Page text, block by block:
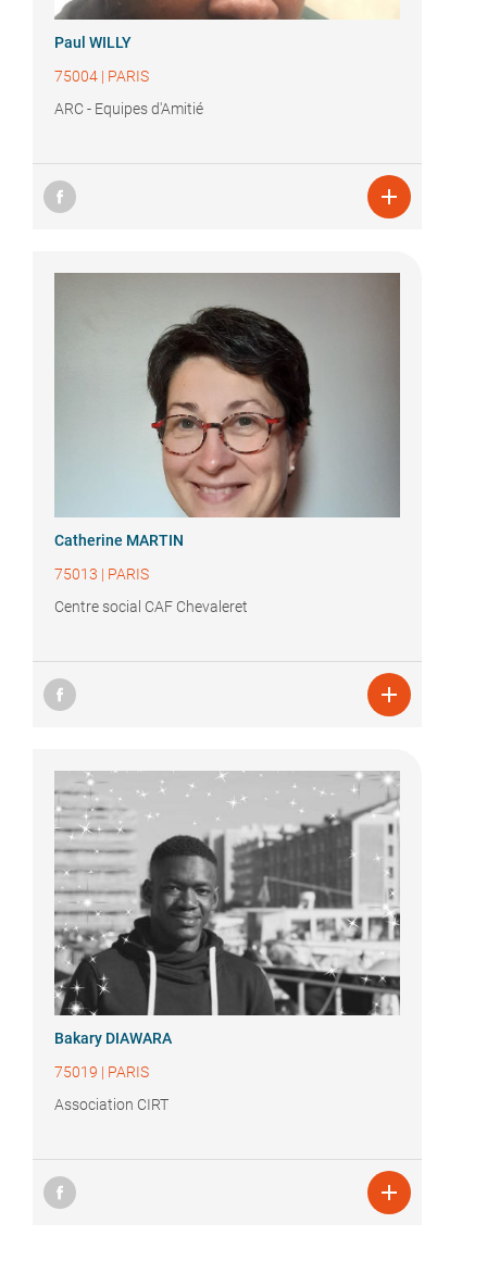
Paul WILLY
75004 | PARIS
ARC - Equipes d'Amitié

Catherine MARTIN
75013 | PARIS
Centre social CAF Chevaleret

Bakary DIAWARA
75019 | PARIS
Association CIRT
